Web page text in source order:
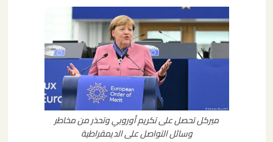
ميركل تحصل على تكريم أوروبي وتحذر من مخاطر
وسائل التواصل على الديمقراطية